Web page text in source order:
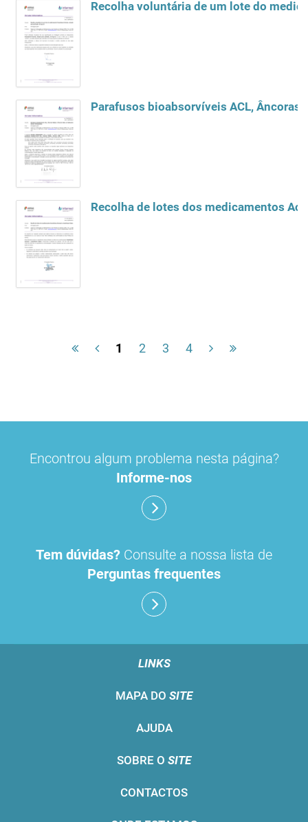
Recolha de lotes dos medicamentos
1 2 3 4
Encontrou algum problema nesta página?
Informe-nos
Tem dúvidas? Consulte a nossa lista de
Perguntas frequentes
LINKS
MAPA DO SITE
AJUDA
SOBRE O SITE
CONTACTOS